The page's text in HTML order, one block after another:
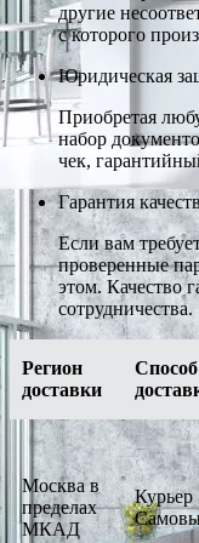
другие
с которого
Юридическая
Приобретая
набор
чек,
Гарантия
Если вам
проверенные
этом. Качество
сотрудничества.
Регион
доставки
Способ
Москва в
пределах
МКАД
Курьер